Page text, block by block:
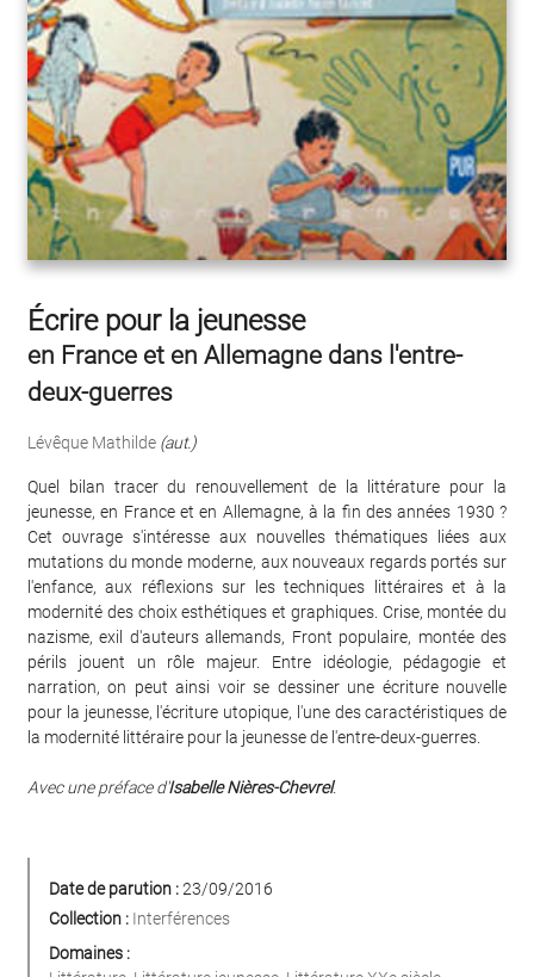
Écrire pour la jeunesse
en France et en Allemagne dans l'entre-
deux-guerres
Lévêque Mathilde (aut.)
Quel bilan tracer du renouvellement de la littérature pour la
jeunesse, en France et en Allemagne, à la fin des années 1930 ?
Cet ouvrage s'intéresse aux nouvelles thématiques liées aux
mutations du monde moderne, aux nouveaux regards portés sur
l'enfance, aux réflexions sur les techniques littéraires et à la
modernité des choix esthétiques et graphiques. Crise, montée du
nazisme, exil d'auteurs allemands, Front populaire, montée des
périls jouent un rôle majeur. Entre idéologie, pédagogie et
narration, on peut ainsi voir se dessiner une écriture nouvelle
pour la jeunesse, l'écriture utopique, l'une des caractéristiques de
la modernité littéraire pour la jeunesse de l'entre-deux-guerres.
Avec une préface d'Isabelle Nières-Chevrel.
Date de parution :23/09/2016
Collection : Interférences
Domaines :